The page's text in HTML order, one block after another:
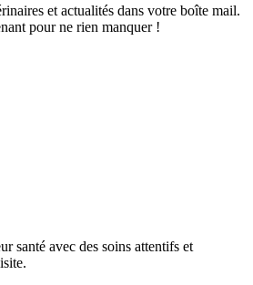
et actualités dans votre boîte mail.
pour ne rien manquer !
santé avec des soins attentifs et